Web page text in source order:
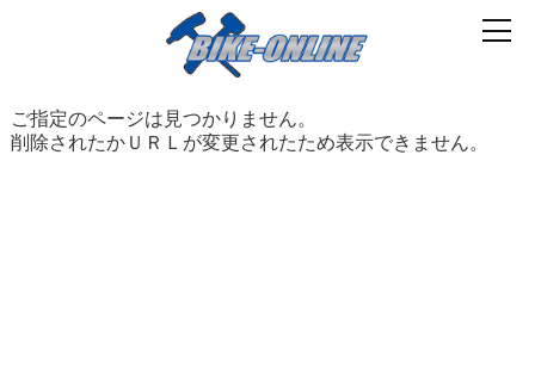
ご指定のページは見つかりません。
削除されたかＵＲＬが変更されたため表示できません。